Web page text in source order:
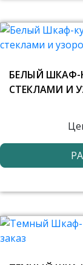
БЕЛЫЙ ШКАФ-
СТЕКЛАМИ И